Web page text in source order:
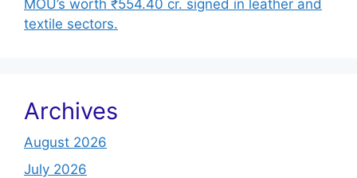
MOU’s worth ₹554.40 cr. signed in leather and
textile sectors.
Archives
August 2026
July 2026